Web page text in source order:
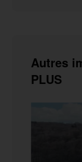
Autres
PLUS